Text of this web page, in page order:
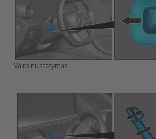
Vairo nustatymas